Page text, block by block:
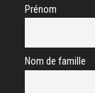
Prénom
Nom de famille